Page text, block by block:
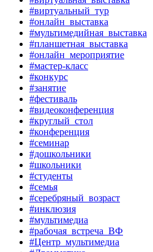
#виртуальный_тур
#онлайн_выставка
#мультимедийная_выставка
#планшетная_выставка
#онлайн_мероприятие
#мастер-класс
#конкурс
#занятие
#фестиваль
#видеоконференция
#круглый_стол
#конференция
#семинар
#дошкольники
#школьники
#студенты
#семья
#серебряный_возраст
#инклюзия
#мультимедиа
#рабочая_встреча_ВФ
#Центр_мультимедиа